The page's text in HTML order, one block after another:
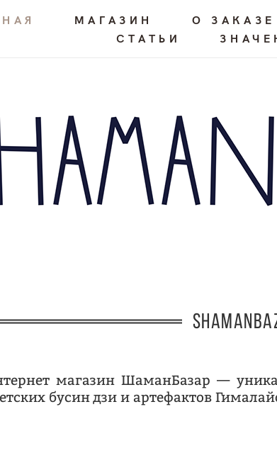
МАГАЗИН О ЗАКАЗЕ
СТАТЬИ
магазин ШаманБазар —
бусин дзи и артефактов